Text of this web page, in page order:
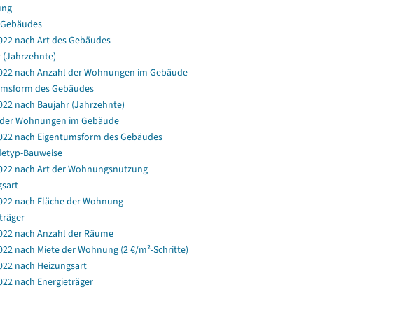
nach Art des Gebäudes
(Jahrzehnte)
nach Anzahl der Wohnungen im Gebäude
des Gebäudes
nach Baujahr (Jahrzehnte)
Wohnungen im Gebäude
nach Eigentumsform des Gebäudes
Bauweise
nach Art der Wohnungsnutzung
nach Fläche der Wohnung
nach Anzahl der Räume
nach Miete der Wohnung (2 €/m²-Schritte)
nach Heizungsart
nach Energieträger